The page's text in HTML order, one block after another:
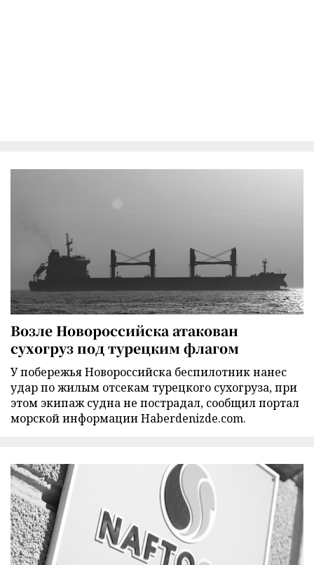
Возле Новороссийска атакован
сухогруз под турецким флагом
У побережья Новороссийска беспилотник нанес
удар по жилым отсекам турецкого сухогруза, при
этом экипаж судна не пострадал, сообщил портал
морской информации Haberdenizde.com.